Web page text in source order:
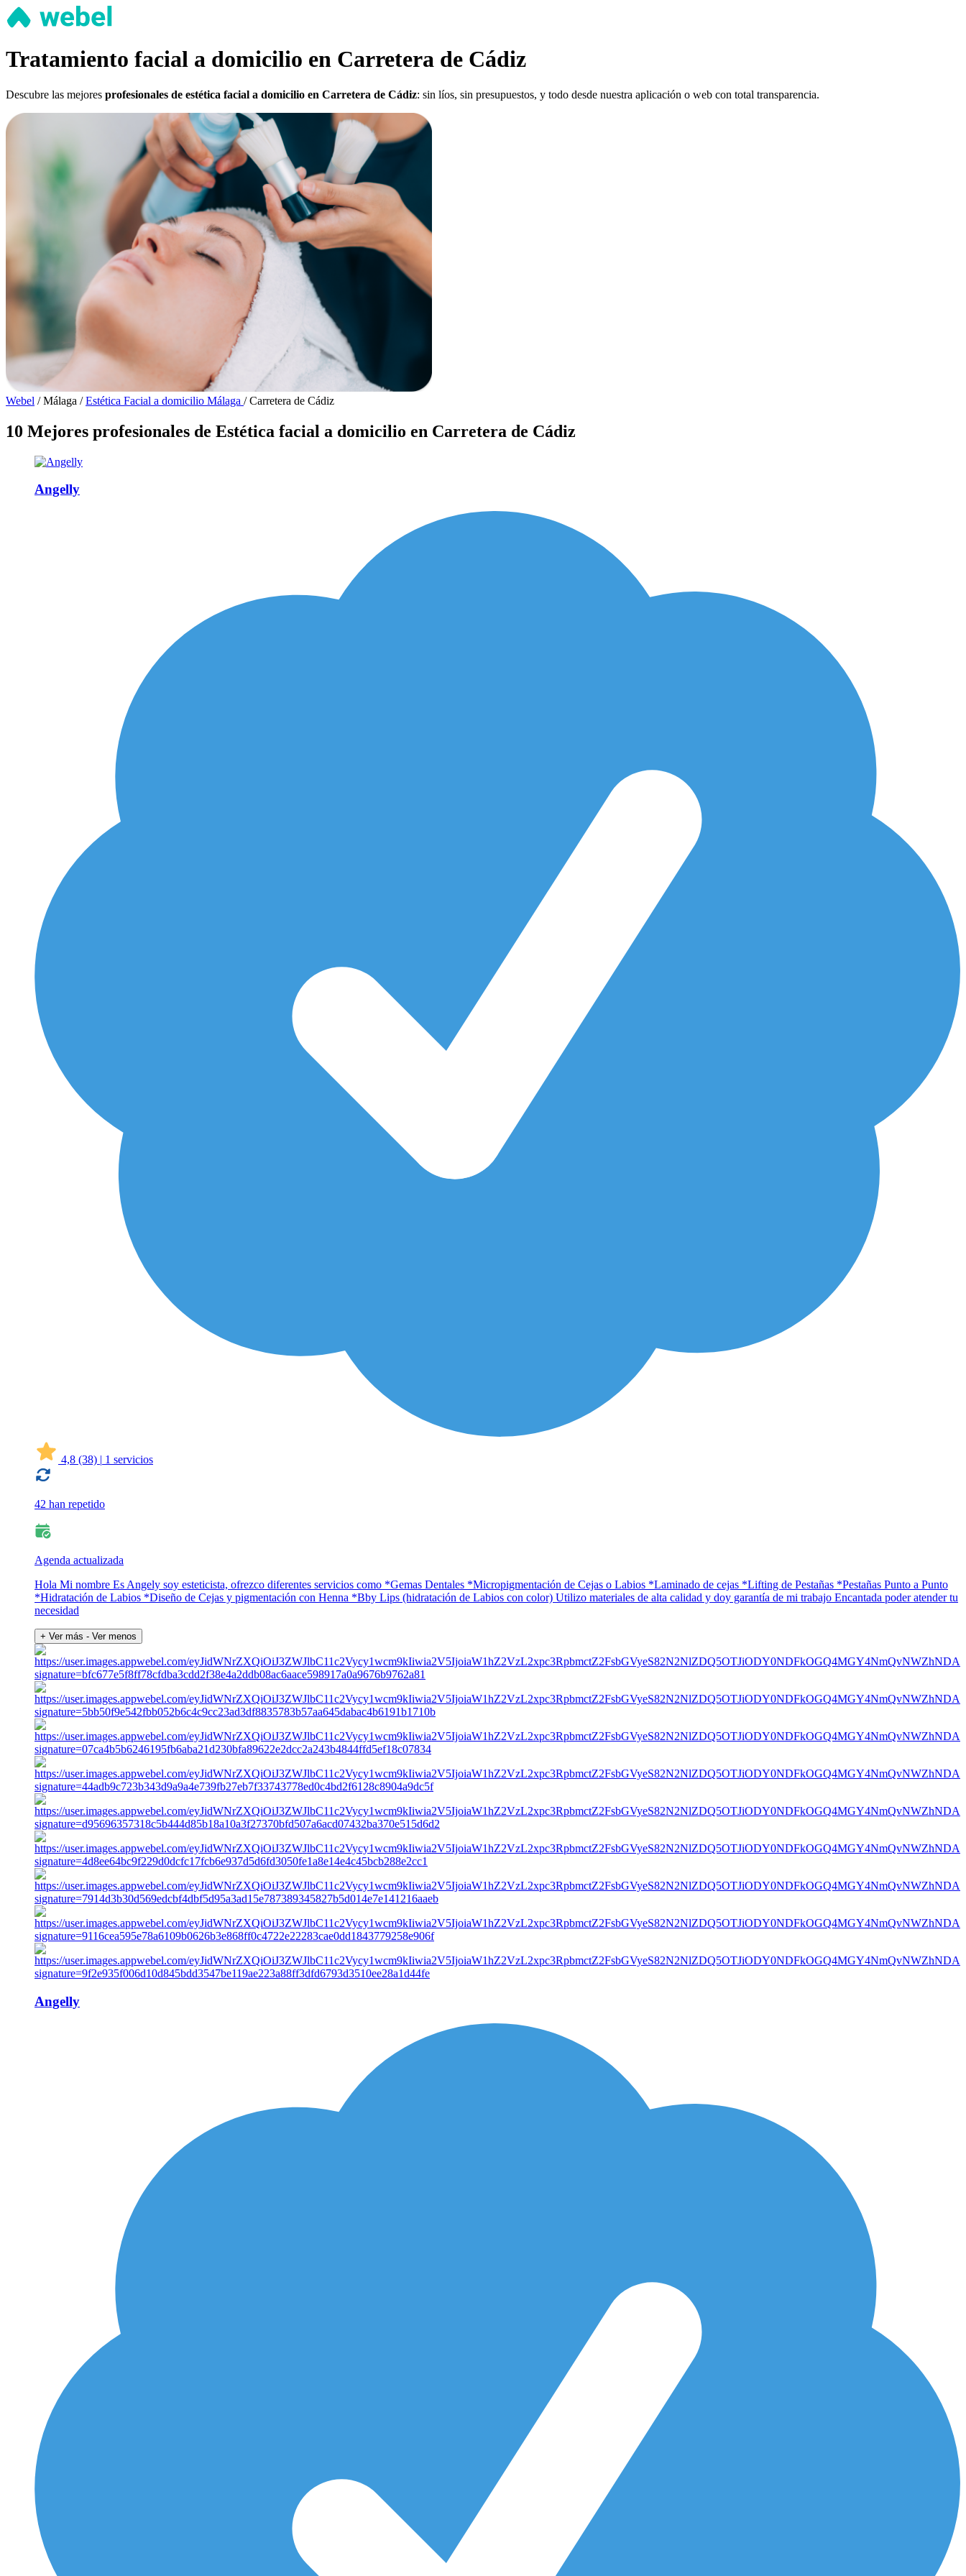
Tratamiento facial a domicilio en Carretera de Cádiz
Descubre las mejores profesionales de estética facial a domicilio en Carretera de Cádiz: sin líos, sin presupuestos, y todo desde nuestra aplicación o web con total transparencia.
Webel / Málaga / Estética Facial a domicilio Málaga / Carretera de Cádiz
10 Mejores profesionales de Estética facial a domicilio en Carretera de Cádiz
Angelly
4,8 (38) | 1 servicios
42 han repetido
Agenda actualizada
Hola Mi nombre Es Angely soy esteticista, ofrezco diferentes servicios como *Gemas Dentales *Micropigmentación de Cejas o Labios *Laminado de cejas *Lifting de Pestañas *Pestañas Punto a Punto
*Hidratación de Labios *Diseño de Cejas y pigmentación con Henna *Bby Lips (hidratación de Labios con color) Utilizo materiales de alta calidad y doy garantía de mi trabajo Encantada poder atender tu
necesidad
+ Ver más - Ver menos
Angelly